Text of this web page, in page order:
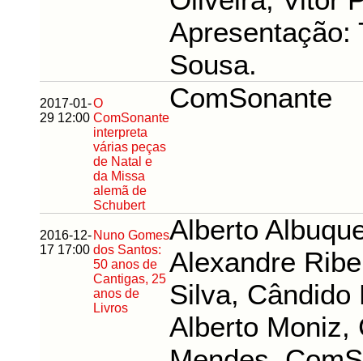
Apresentação:
Sousa.
2017-01-
29 12:00
O
ComSonante
interpreta
várias peças
de Natal e
da Missa
alemã de
Schubert
ComSonante
2016-12-
17 17:00
Nuno Gomes
dos Santos:
50 anos de
Cantigas, 25
anos de
Livros
Alberto
Alexandre
Silva, Cândido
Alberto Moniz,